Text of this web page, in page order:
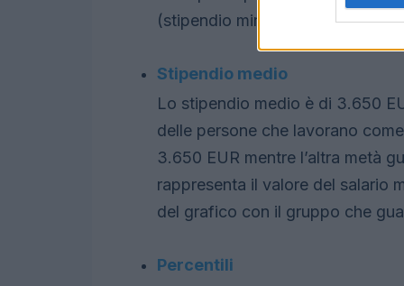
(stipendio minimo) a 5.510 EUR
Stipendio medio
Lo stipendio medio è di 3.650
delle persone che lavorano
3.650 EUR mentre l’altra metà
rappresenta il valore del salario
del grafico con il gruppo che
Percentili